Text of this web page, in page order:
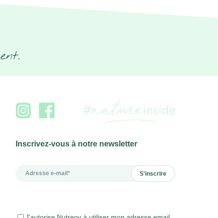
Inscrivez-vous à notre newsletter